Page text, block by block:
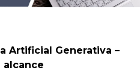
Artificial Generativa –
alcance